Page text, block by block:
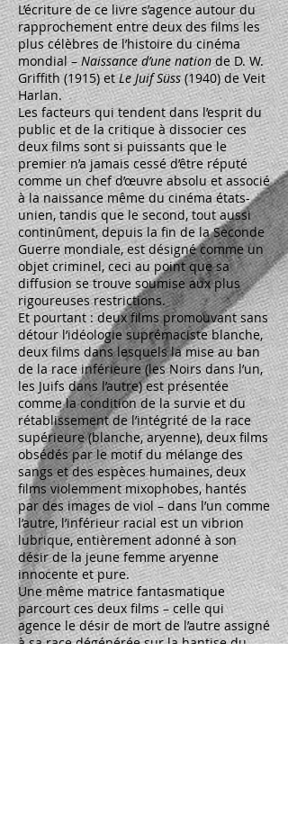
L’écriture de ce livre s’agence autour du
rapprochement entre deux des films les
plus célèbres de l’histoire du cinéma
mondial –Naissance d’une nationde D. W.
Griffith (1915) etLe Juif Süss(1940) de Veit
Harlan.
Les facteurs qui tendent dans l’esprit du
public et de la critique à dissocier ces
deux films sont si puissants que le
premier n’a jamais cessé d’être réputé
comme un chef d’œuvre absolu et associé
à la naissance même du cinéma états-
unien, tandis que le second, tout aussi
continûment, depuis la fin de la Seconde
Guerre mondiale, est désigné comme un
objet criminel, ceci au point que sa
diffusion se trouve soumise aux plus
rigoureuses restrictions.
Et pourtant : deux films promouvant sans
détour l’idéologie suprémaciste blanche,
deux films dans lesquels la mise au ban
de la race inférieure (les Noirs dans l’un,
les Juifs dans l’autre) est présentée
comme la condition de la survie et du
rétablissement de l’intégrité de la race
supérieure (blanche, aryenne), deux films
obsédés par le motif du mélange des
sangs et des espèces humaines, deux
films violemment mixophobes, hantés
par des images de viol – dans l’un comme
l’autre, l’inférieur racial est un vibrion
lubrique, entièrement adonné à son
désir de la jeune femme aryenne
innocente et pure.
Une même matrice fantasmatique
parcourt ces deux films – celle qui
agence le désir de mort de l’autre assigné
à sa race dégénérée sur la hantise du